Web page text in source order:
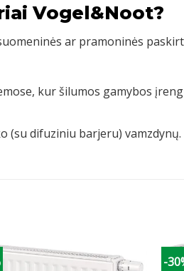
Vogel&Noot?
ar pramoninės
kur šilumos gamybos
(su difuziniu barjeru) vamzdynų.
-